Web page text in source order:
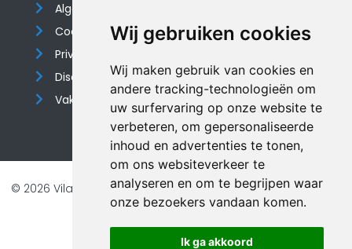
Wij gebruiken cookies
Wij maken gebruik van cookies en
andere tracking-technologieën om
uw surfervaring op onze website te
verbeteren, om gepersonaliseerde
inhoud en advertenties te tonen,
om ons websiteverkeer te
analyseren en om te begrijpen waar
onze bezoekers vandaan komen.
Ik ga akkoord
Algemene voorwaarden
Cookieverklaring
Privacyverklaring
Disclaimer
Vakantiehuis website
© 2026 Vilando Vakantiehuizen |Website door FalcoTravel
Veilig online betalen met